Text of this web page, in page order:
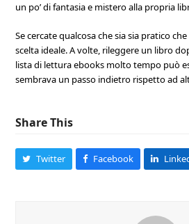
un po’ di fantasia e mistero alla propria
Se cercate qualcosa che sia sia pratico
scelta ideale. A volte, rileggere un libro
lista di lettura ebooks molto tempo può
sembrava un passo indietro rispetto ad
Share This
Twitter Facebook